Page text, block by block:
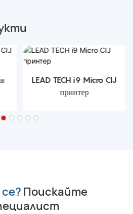
LEAD TECH i9 Micro CIJ
принтер
Поискайте